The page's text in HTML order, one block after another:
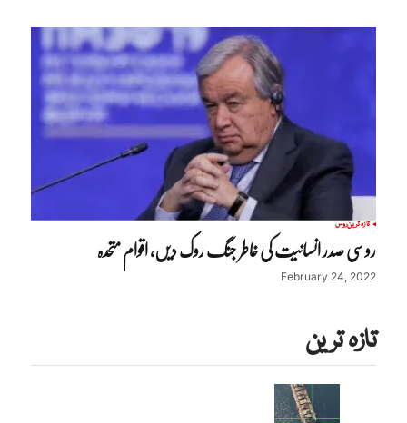
تازہ ترینروس
روسی صدر انسانیت کی خاطر جنگ روک دیں، اقوام متحدہ
February 24, 2022
تازہ ترین